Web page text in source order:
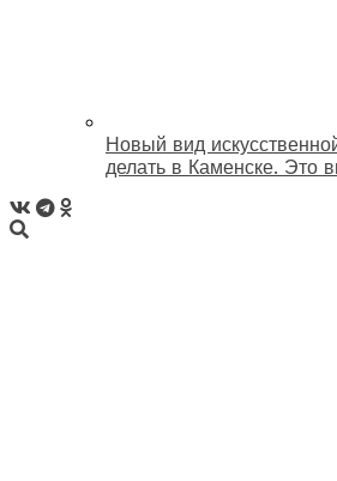
Новый вид
делать в Каменске. Это